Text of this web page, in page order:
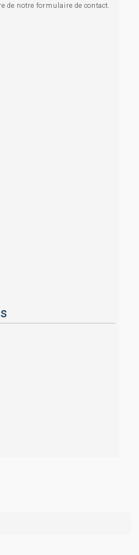
de notre formulaire de contact.